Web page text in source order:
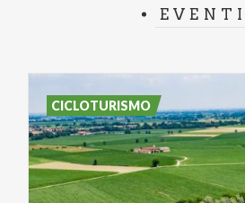
EVENTI
CICLOTURISMO